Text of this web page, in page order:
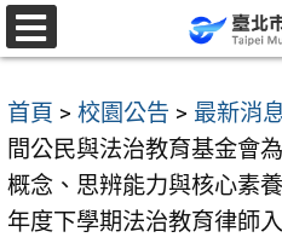
跳
至
要
內
容
區
首頁 > 校園公告 > 最新消
間公民與法治教育基金會
概念、思辨能力與核心素
年度下學期法治教育律師
選
單